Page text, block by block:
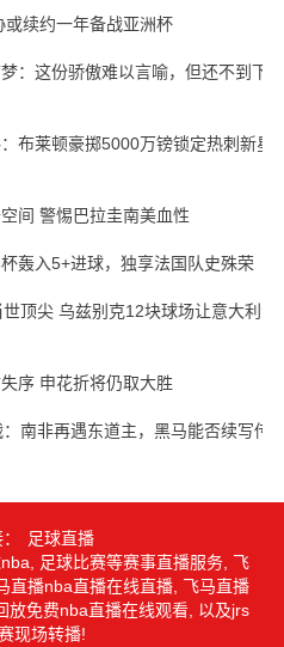
续约一年备战亚洲杯
：这份骄傲难以言喻，但还不到下决
布莱顿豪掷5000万镑锁定热刺新星
间 警惕巴拉圭南美血性
轰入5+进球，独享法国队史殊荣
顶尖 乌兹别克12块球场让意大利汗
序 申花折将仍取大胜
南非再遇东道主，黑马能否续写传
足球直播
足球比赛等赛事直播服务, 飞
直播nba直播在线直播, 飞马直播
放免费nba直播在线观看, 以及jrs
现场转播!